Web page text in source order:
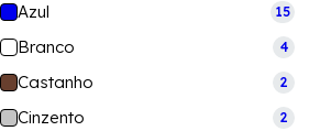
Azul 15
Branco 4
Castanho 2
Cinzento 2